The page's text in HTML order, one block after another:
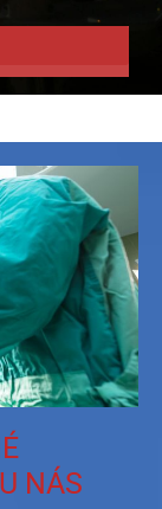
NÁS